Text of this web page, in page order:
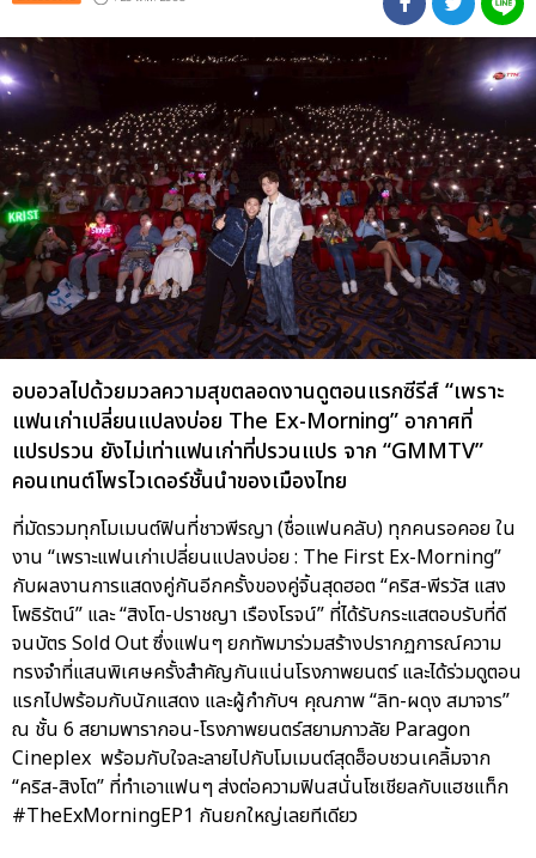
อบอวลไปด้วยมวลความสุขตลอดงานดูตอนแรกซีรีส์ “เพราะ
แฟนเก่าเปลี่ยนแปลงบ่อย The Ex-Morning” อากาศที่
แปรปรวน ยังไม่เท่าแฟนเก่าที่ปรวนแปร จาก “GMMTV”
คอนเทนต์โพรไวเดอร์ชั้นนำของเมืองไทย
ที่มัดรวมทุกโมเมนต์ฟินที่ชาวพีรญา (ชื่อแฟนคลับ) ทุกคนรอคอย ใน
งาน “เพราะแฟนเก่าเปลี่ยนแปลงบ่อย : The First Ex-Morning”
กับผลงานการแสดงคู่กันอีกครั้งของคู่จิ้นสุดฮอต “คริส-พีรวัส แสง
โพธิรัตน์” และ “สิงโต-ปราชญา เรืองโรจน์” ที่ได้รับกระแสตอบรับที่ดี
จนบัตร Sold Out ซึ่งแฟนๆ ยกทัพมาร่วมสร้างปรากฏการณ์ความ
ทรงจำที่แสนพิเศษครั้งสำคัญกันแน่นโรงภาพยนตร์ และได้ร่วมดูตอน
แรกไปพร้อมกับนักแสดง และผู้กำกับฯ คุณภาพ “ลิท-ผดุง สมาจาร”
ณ ชั้น 6 สยามพารากอน-โรงภาพยนตร์สยามภาวลัย Paragon
Cineplex พร้อมกับใจละลายไปกับโมเมนต์สุดฮ็อบชวนเคลิ้มจาก
“คริส-สิงโต” ที่ทำเอาแฟนๆ ส่งต่อความฟินสนั่นโซเชียลกับแฮชแท็ก
#TheExMorningEP1 กันยกใหญ่เลยทีเดียว